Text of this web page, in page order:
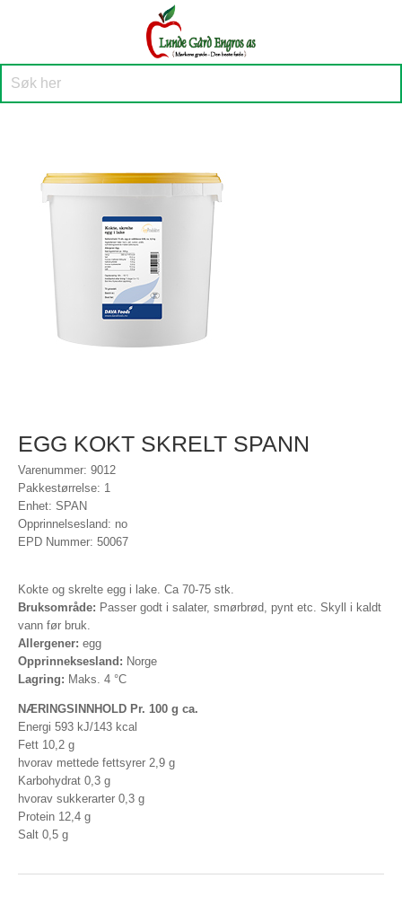
EGG KOKT SKRELT SPANN
Varenummer: 9012
Pakkestørrelse: 1
Enhet: SPAN
Opprinnelsesland: no
EPD Nummer: 50067
Kokte og skrelte egg i lake. Ca 70-75 stk.
Bruksområde: Passer godt i salater, smørbrød, pynt etc. Skyll i kaldt
vann før bruk.
Allergener: egg
Opprinneksesland: Norge
Lagring: Maks. 4 °C
NÆRINGSINNHOLD Pr. 100 g ca.
Energi 593 kJ/143 kcal
Fett 10,2 g
hvorav mettede fettsyrer 2,9 g
Karbohydrat 0,3 g
hvorav sukkerarter 0,3 g
Protein 12,4 g
Salt 0,5 g